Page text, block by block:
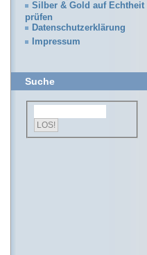
Silber & Gold auf Echtheit
prüfen
Datenschutzerklärung
Impressum
Suche